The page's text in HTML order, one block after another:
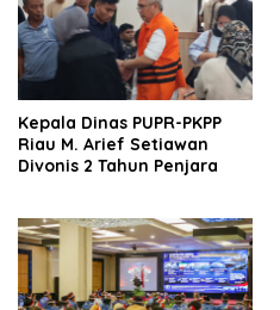
Kepala Dinas PUPR-PKPP
Riau M. Arief Setiawan
Divonis 2 Tahun Penjara